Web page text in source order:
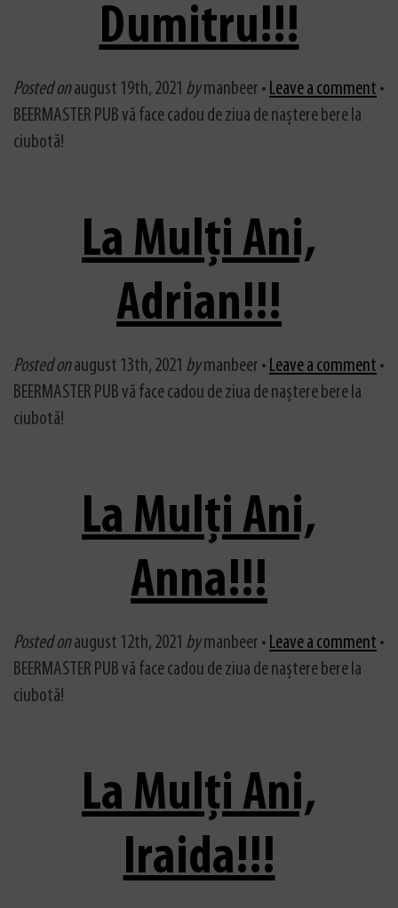
Dumitru!!!
Posted onaugust 19th, 2021 bymanbeer • Leave a comment •
BEERMASTER PUB vă face cadou de ziua de naștere bere la
ciubotă!
La Mulți Ani,
Adrian!!!
Posted onaugust 13th, 2021 bymanbeer • Leave a comment •
BEERMASTER PUB vă face cadou de ziua de naștere bere la
ciubotă!
La Mulți Ani,
Anna!!!
Posted onaugust 12th, 2021 bymanbeer • Leave a comment •
BEERMASTER PUB vă face cadou de ziua de naștere bere la
ciubotă!
La Mulți Ani,
Iraida!!!